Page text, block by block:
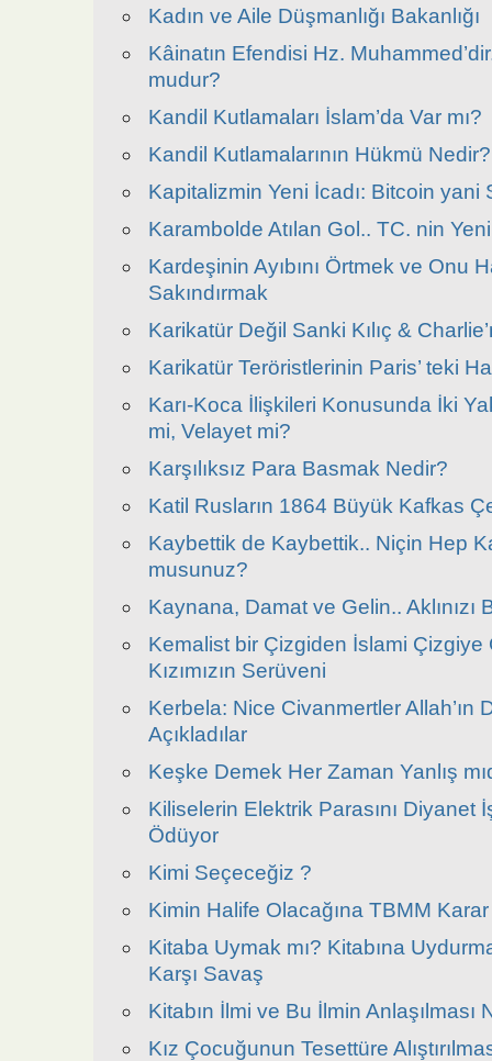
Kadın ve Aile Düşmanlığı Bakanlığı
Kâinatın Efendisi Hz.
mudur?
Kandil Kutlamaları İslam’da Var mı?
Kandil Kutlamalarının Hükmü Nedir?
Kapitalizmin Yeni İcadı: Bitcoin yani
Karambolde Atılan Gol.. TC. nin
Kardeşinin Ayıbını Örtmek ve Onu
Sakındırmak
Karikatür Değil Sanki Kılıç &
Karikatür Teröristlerinin Paris’ teki
Karı-Koca İlişkileri Konusunda İki
mi, Velayet mi?
Karşılıksız Para Basmak Nedir?
Katil Rusların 1864 Büyük Kafkas
Kaybettik de Kaybettik.. Niçin Hep
musunuz?
Kaynana, Damat ve Gelin.. Aklınızı
Kemalist bir Çizgiden İslami Çizgiye
Kızımızın Serüveni
Kerbela: Nice Civanmertler Allah’ın
Açıkladılar
Keşke Demek Her Zaman Yanlış
Kiliselerin Elektrik Parasını Diyanet
Ödüyor
Kimi Seçeceğiz ?
Kimin Halife Olacağına TBMM
Kitaba Uymak mı? Kitabına
Karşı Savaş
Kitabın İlmi ve Bu İlmin Anlaşılması
Kız Çocuğunun Tesettüre